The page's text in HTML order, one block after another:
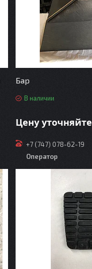
Бар
В наличии
Цену уточняйте
+7 (747) 078-62-19
Оператор